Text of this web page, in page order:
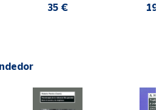
35 €